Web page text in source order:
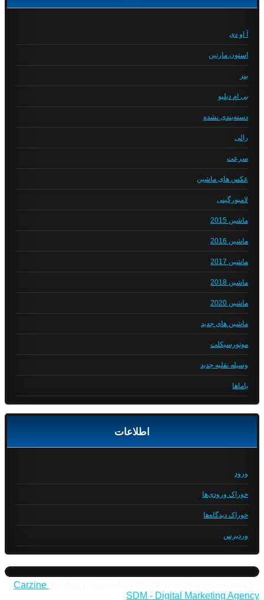
آ او دی
استون مارتین
بنز
بی ام دبلیو
دسته‌بندی نشده
رالی
سرعت
عکس های ماشین
لامبورگینی
ماشین 2015
ماشین 2016
ماشین 2017
ماشین 2018
ماشین 2020
ماشین های جدید
موتورسیکلت
وسیله نقلیه جدید
یاماها
اطلاعات
ورود
خوراک ورودی‌ها
خوراک دیدگاه‌ها
وردپرس
Carzine
SDM - Digital Marketing Agency